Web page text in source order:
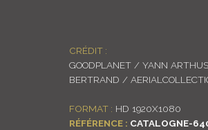
CRÉDIT :
GOODPLANET / YANN
BERTRAND /
FORMAT : HD 1920X1080
RÉFÉRENCE : CATALOGNE-